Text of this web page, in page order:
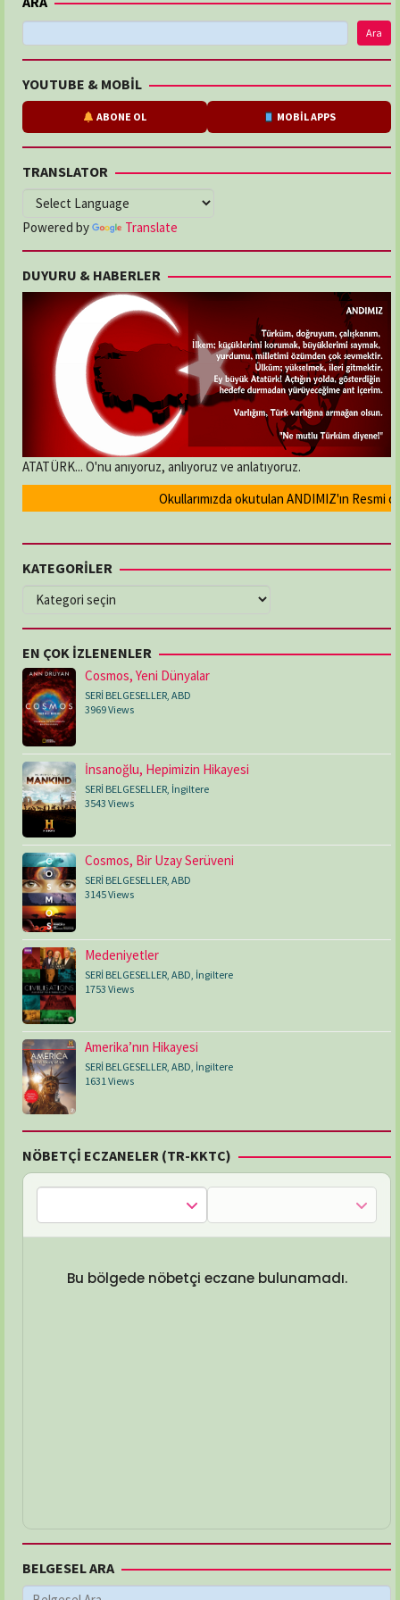
Ara
YOUTUBE & MOBİL
ABONE OL MOBİL APPS
TRANSLATOR
Powered by Translate
DUYURU & HABERLER
ATATÜRK... O'nu anıyoruz, anlıyoruz ve anlatıyoruz.
Okullarımızda okutulan ANDIMIZ'ın Resmi
KATEGORİLER
KATEGORİLER
EN ÇOK İZLENENLER
Cosmos, Yeni Dünyalar
SERİ BELGESELLER ABD
3969 Views
İnsanoğlu, Hepimizin Hikayesi
SERİ BELGESELLER İngiltere
3543 Views
Cosmos, Bir Uzay Serüveni
SERİ BELGESELLER, ABD
3145 Views
Medeniyetler
SERİ BELGESELLER, ABD, İngiltere
1753 Views
Amerika’nın Hikayesi
SERİ BELGESELLER ABD İngiltere
1631 Views
NÖBETÇİ ECZANELER (TR-KKTC)
Bu bölgede nöbetçi eczane bulunamadı.
BELGESEL ARA